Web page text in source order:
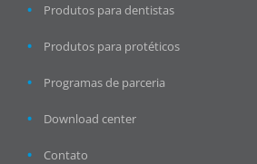
Produtos para dentistas
Produtos para protéticos
Programas de parceria
Download center
Contato